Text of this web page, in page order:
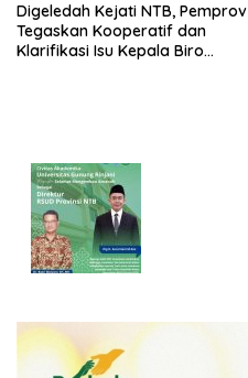
Digeledah Kejati NTB, Pemprov
Tegaskan Kooperatif dan
Klarifikasi Isu Kepala Biro